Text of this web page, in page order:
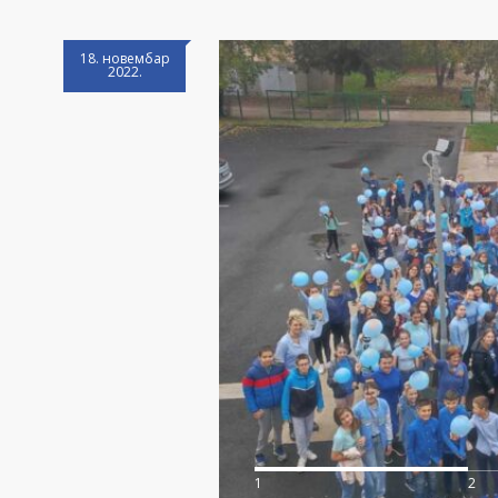
18. новембар
2022.
1 2